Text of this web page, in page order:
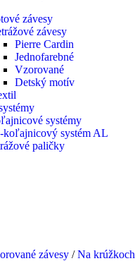
závesy
závesy
Pierre Cardin
Jednofarebné
Vzorované
Detský motív
systémy
koľajnicový systém AL
paličky
závesy /Na krúžkoch